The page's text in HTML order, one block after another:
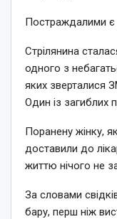
Постраждалими є
Стрілянина
одного з
яких зверталися
Один із загиблих
Поранену жінку,
доставили до
життю нічого не
За словами
бару, перш ніж